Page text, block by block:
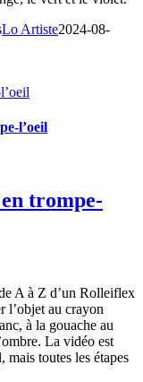
Lo Artiste2024-08-
l’oeil
trompe-
A à Z d’un Rolleiflex
l’objet au crayon
à la gouache au
La vidéo est
mais toutes les étapes